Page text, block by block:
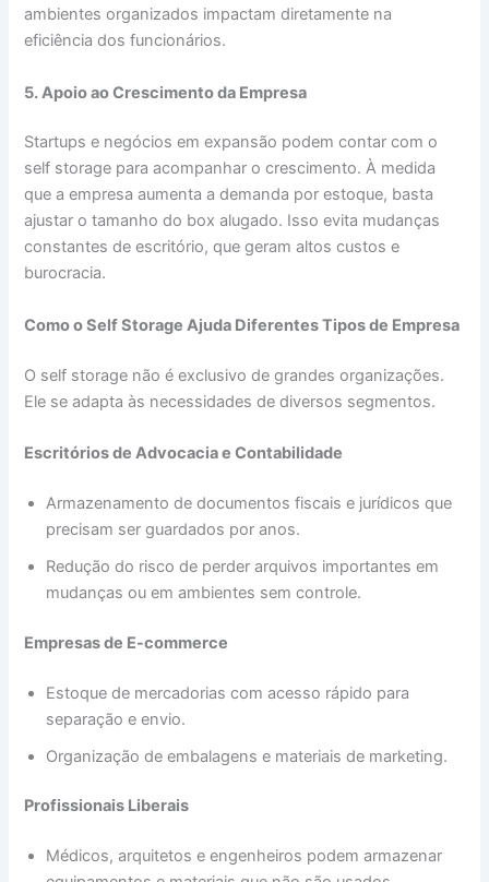
ambientes organizados impactam diretamente na
eficiência dos funcionários.
5. Apoio ao Crescimento da Empresa
Startups e negócios em expansão podem contar com o
self storage para acompanhar o crescimento. À medida
que a empresa aumenta a demanda por estoque, basta
ajustar o tamanho do box alugado. Isso evita mudanças
constantes de escritório, que geram altos custos e
burocracia.
Como o Self Storage Ajuda Diferentes Tipos de Empresa
O self storage não é exclusivo de grandes organizações.
Ele se adapta às necessidades de diversos segmentos.
Escritórios de Advocacia e Contabilidade
Armazenamento de documentos fiscais e jurídicos que
precisam ser guardados por anos.
Redução do risco de perder arquivos importantes em
mudanças ou em ambientes sem controle.
Empresas de E-commerce
Estoque de mercadorias com acesso rápido para
separação e envio.
Organização de embalagens e materiais de marketing.
Profissionais Liberais
Médicos, arquitetos e engenheiros podem armazenar